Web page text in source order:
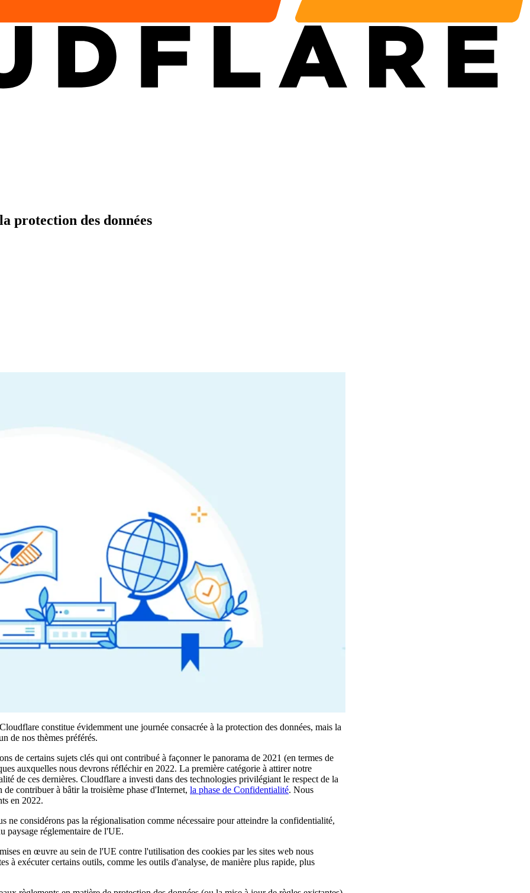
protection des données
constitue évidemment une journée consacrée à la protection des données, mais la
de nos thèmes préférés.
de certains sujets clés qui ont contribué à façonner le panorama de 2021 (en termes de
auxquelles nous devrons réfléchir en 2022. La première catégorie à attirer notre
de ces dernières. Cloudflare a investi dans des technologies privilégiant le respect de la
contribuer à bâtir la troisième phase d'Internet, la phase de Confidentialité. Nous
en 2022.
ne considérons pas la régionalisation comme nécessaire pour atteindre la confidentialité,
paysage réglementaire de l'UE.
en œuvre au sein de l'UE contre l'utilisation des cookies par les sites web nous
à exécuter certains outils, comme les outils d'analyse, de manière plus rapide, plus